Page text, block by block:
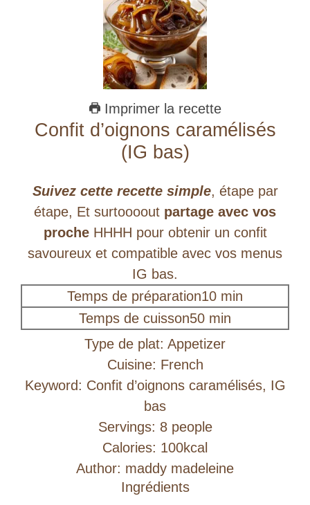
e
o
Imprimer la recette
Confit d’oignons caramélisés
(IG bas)
Suivez cette recette simple, étape par
étape, Et surtoooout partage avec vos
proche HHHH pour obtenir un confit
savoureux et compatible avec vos menus
IG bas.
Temps de préparation10minutes
min
Temps de cuisson50minutes
min
Type de plat: Appetizer
Cuisine: French
Keyword: Confit d’oignons caramélisés, IG
bas
Servings: 8 people
Calories: 100kcal
Author: maddy madeleine
Ingrédients